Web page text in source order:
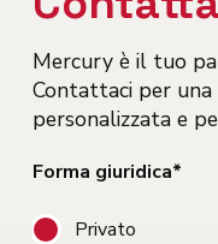
Mercury è il tuo
Contattaci per una
personalizzata e
Forma giuridica*
Privato